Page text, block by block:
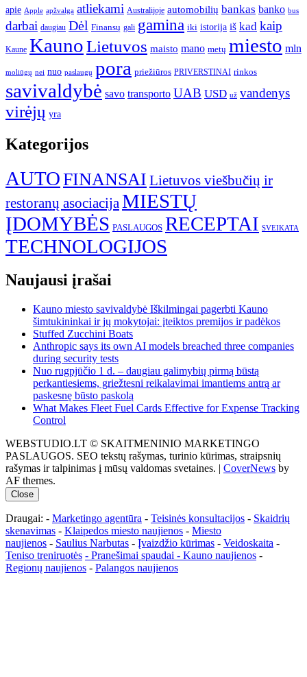
apie Apple apžvalga atliekami Australijoje automobilių bankas banko bus
darbai daugiau Dėl Finansų gali gamina iki istorija iš kad kaip
Kaune KaunoLietuvos maisto mano metų miesto mln
moliūgų nei nuo paslaugų pora priežiūros PRIVERSTINAI rinkos
savivaldybė savo transporto UAB USD už vandenys
virėjų yra
Kategorijos
AUTOFINANSAI Lietuvos viešbučių ir
restoranų asociacija MIESTŲ
ĮDOMYBĖS PASLAUGOS RECEPTAI SVEIKATA
TECHNOLOGIJOS
Naujausi įrašai
Kauno miesto savivaldybė Iškilmingai pagerbti Kauno
šimtukininkai ir jų mokytojai: įteiktos premijos ir padėkos
Stuffed Zucchini Boats
Anthropic says its own AI models breached three companies
during security tests
Nuo rugpjūčio 1 d. – daugiau galimybių pirmą būstą
perkantiesiems, griežtesni reikalavimai imantiems antrą ar
paskesnę būsto paskolą
What Makes Fleet Fuel Cards Effective for Expense Tracking
Control
WEBSTUDIO.LT © SKAITMENINIO MARKETINGO
PASLAUGOS. SEO tekstų rašymas, turinio kūrimas, straipsnių
rašymas ir talpinimas į mūsų valdomas svetaines. | CoverNews by
AF themes.
Close
Draugai: - Marketingo agentūra - Teisinės konsultacijos - Skaidrių
skenavimas - Klaipedos miesto naujienos - Miesto
naujienos - Saulius Narbutas - Įvaizdžio kūrimas - Veidoskaita -
Teniso treniruotės - Pranešimai spaudai - Kauno naujienos -
Regionų naujienos - Palangos naujienos